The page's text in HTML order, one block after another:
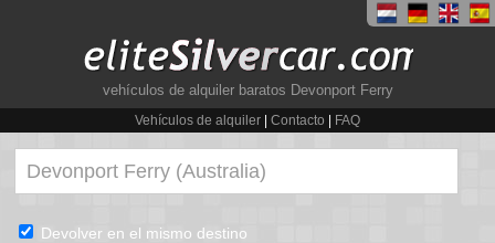
vehículos de alquiler baratos Devonport Ferry
Vehículos de alquiler
Contacto FAQ
Devolver en el mismo destino